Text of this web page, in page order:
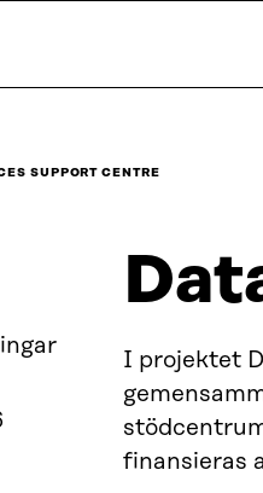
SUPPORT CENTRE
I projektet
finansieras